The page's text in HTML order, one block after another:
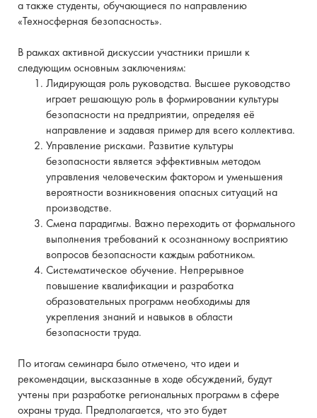
а также студенты, обучающиеся по направлению
«Техносферная безопасность».
В рамках активной дискуссии участники пришли к
следующим основным заключениям:
Лидирующая роль руководства. Высшее руководство
играет решающую роль в формировании культуры
безопасности на предприятии, определяя её
направление и задавая пример для всего коллектива.
Управление рисками. Развитие культуры
безопасности является эффективным методом
управления человеческим фактором и уменьшения
вероятности возникновения опасных ситуаций на
производстве.
Смена парадигмы. Важно переходить от формального
выполнения требований к осознанному восприятию
вопросов безопасности каждым работником.
Систематическое обучение. Непрерывное
повышение квалификации и разработка
образовательных программ необходимы для
укрепления знаний и навыков в области
безопасности труда.
По итогам семинара было отмечено, что идеи и
рекомендации, высказанные в ходе обсуждений, будут
учтены при разработке региональных программ в сфере
охраны труда. Предполагается, что это будет